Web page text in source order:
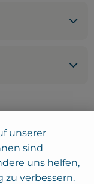
unserer
sind
uns helfen,
zu verbessern.